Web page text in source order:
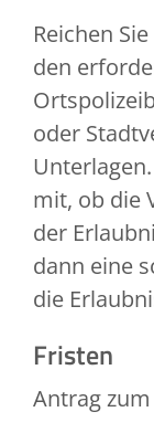
Reichen
den
oder
mit, ob die
der
dann eine
die
Fristen
Antrag